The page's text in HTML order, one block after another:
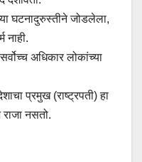
घटनादुरुस्तीने जोडलेला,
नाही.
सर्वोच्च अधिकार लोकांच्या
प्रमुख (राष्ट्रपती) हा
राजा नसतो.